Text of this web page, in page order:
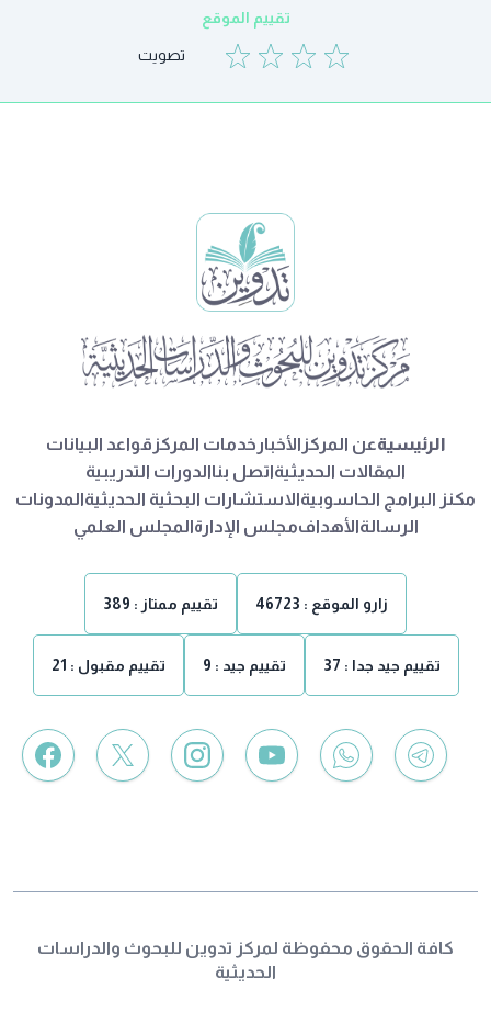
تقييم الموقع
تصويت
الرئيسيةعن المركز الأخبار خدمات المركز قواعد البيانات
المقالات الحديثيةاتصل بناالدورات التدريبية
مكنز البرامج الحاسوبيةالاستشارات البحثية الحديثيةالمدونات
الرسالةالأهدافمجلس الإدارةالمجلس العلمي
زارو الموقع : 46723 تقييم ممتاز : 389
تقييم جيد جدا : 37 تقييم جيد : 9 تقييم مقبول : 21
كافة الحقوق محفوظة لمركز تدوين للبحوث والدراسات
الحديثية